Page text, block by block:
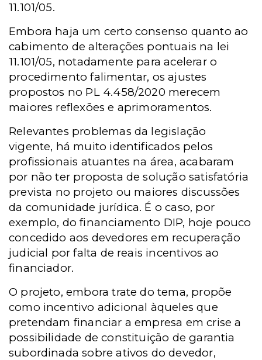
11.101/05.
Embora haja um certo consenso quanto ao
cabimento de alterações pontuais na lei
11.101/05, notadamente para acelerar o
procedimento falimentar, os ajustes
propostos no PL 4.458/2020 merecem
maiores reflexões e aprimoramentos.
Relevantes problemas da legislação
vigente, há muito identificados pelos
profissionais atuantes na área, acabaram
por não ter proposta de solução satisfatória
prevista no projeto ou maiores discussões
da comunidade jurídica. É o caso, por
exemplo, do financiamento DIP, hoje pouco
concedido aos devedores em recuperação
judicial por falta de reais incentivos ao
financiador.
O projeto, embora trate do tema, propõe
como incentivo adicional àqueles que
pretendam financiar a empresa em crise a
possibilidade de constituição de garantia
subordinada sobre ativos do devedor,